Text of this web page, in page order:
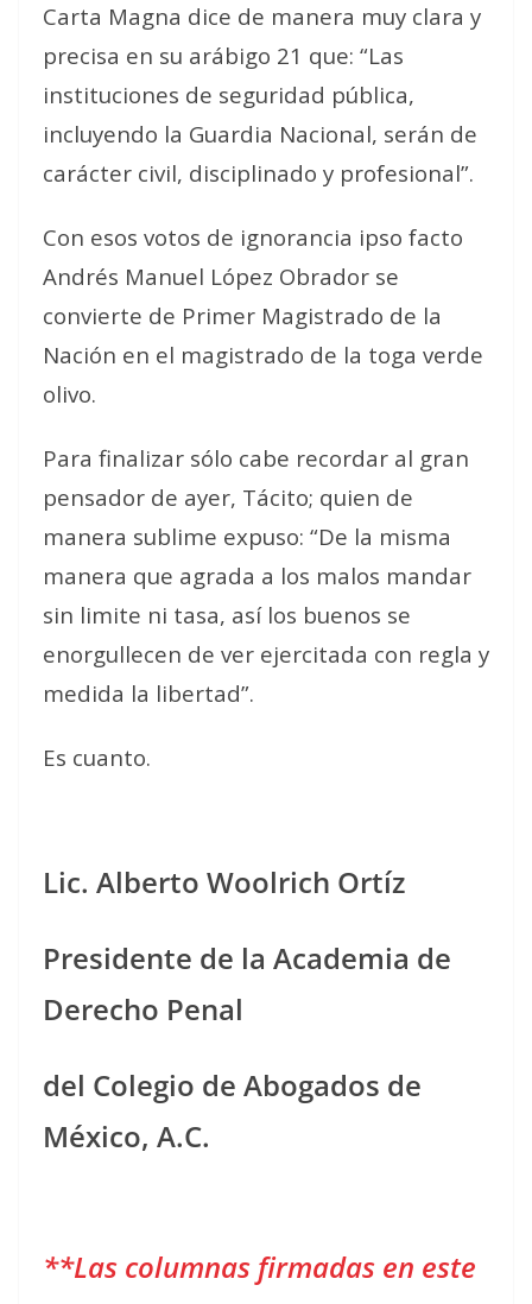
Carta Magna dice de manera muy clara y
precisa en su arábigo 21 que: “Las
instituciones de seguridad pública,
incluyendo la Guardia Nacional, serán de
carácter civil, disciplinado y profesional”.
Con esos votos de ignorancia ipso facto
Andrés Manuel López Obrador se
convierte de Primer Magistrado de la
Nación en el magistrado de la toga verde
olivo.
Para finalizar sólo cabe recordar al gran
pensador de ayer, Tácito; quien de
manera sublime expuso: “De la misma
manera que agrada a los malos mandar
sin limite ni tasa, así los buenos se
enorgullecen de ver ejercitada con regla y
medida la libertad”.
Es cuanto.
Lic. Alberto Woolrich Ortíz
Presidente de la Academia de
Derecho Penal
del Colegio de Abogados de
México, A.C.
**Las columnas firmadas en este